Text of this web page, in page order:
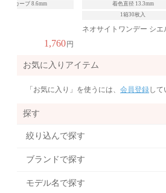
ベースカーブ 8.6mm
1,760 円
着色直径 13.3mm
1箱30枚入
ネオサイトワンデー シ
お気に入りアイテム
「お気に入り」を使うには、 会員登録して
探す
絞り込んで探す
ブランドで探す
モデル名で探す